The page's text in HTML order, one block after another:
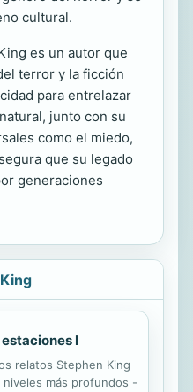
cultural.
es un autor que
terror y la ficción
para entrelazar
junto con su
como el miedo,
que su legado
generaciones
I
relatos Stephen King
niveles más profundos -